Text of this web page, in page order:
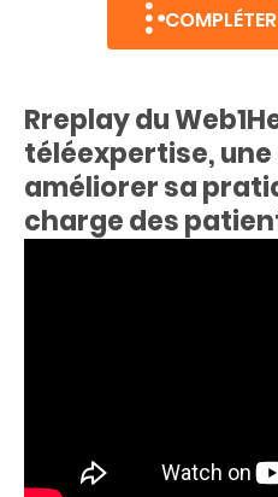
Rreplay du
téléexpertise,
améliorer sa
charge des